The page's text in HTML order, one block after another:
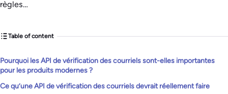
règles…
Table of content
Pourquoi les API de vérification des courriels sont-elles importantes
pour les produits modernes ?
Ce qu’une API de vérification des courriels devrait réellement faire